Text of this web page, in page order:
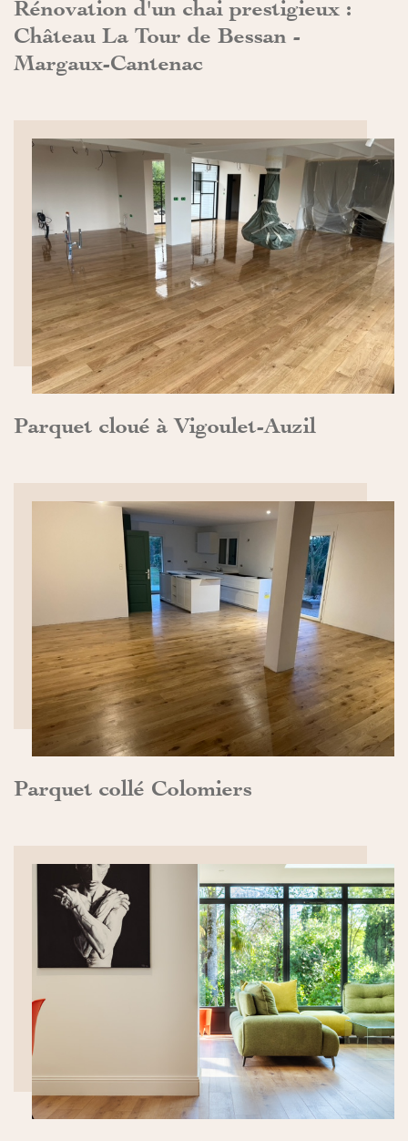
Rénovation d'un chai prestigieux :
Château La Tour de Bessan -
Margaux-Cantenac
Parquet cloué à Vigoulet-Auzil
DÉCOUVRIR>>
Parquet collé Colomiers
DÉCOUVRIR>>
DÉCOUVRIR>>